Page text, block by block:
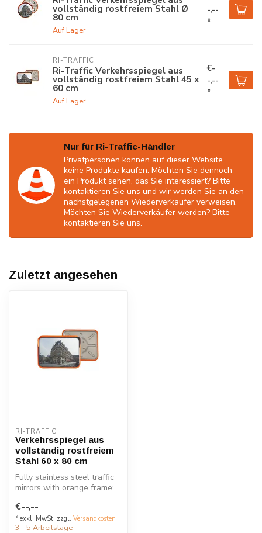
vollständig rostfreiem Stahl Ø
80 cm
Auf Lager
-,--
*
RI-TRAFFIC
Ri-Traffic Verkehrsspiegel aus
vollständig rostfreiem Stahl 45 x
60 cm
Auf Lager
€-
-,--
*
Nur für Ri-Traffic-Händler
Privatpersonen können auf dieser Website
keine Produkte kaufen. Möchten Sie dennoch
ein Produkt sehen, das Sie interessiert? Bitte
kontaktieren Sie uns und wir werden Sie an den
nächstgelegenen Wiederverkäufer verweisen.
Möchten Sie Wiederverkäufer werden? Bitte
kontaktieren Sie uns.
Zuletzt angesehen
RI-TRAFFIC
Verkehrsspiegel aus
vollständig rostfreiem
Stahl 60 x 80 cm
Fully stainless steel traffic
mirrors with orange frame:
€--,--
* exkl. MwSt. zzgl. Versandkosten
3 - 5 Arbeitstage